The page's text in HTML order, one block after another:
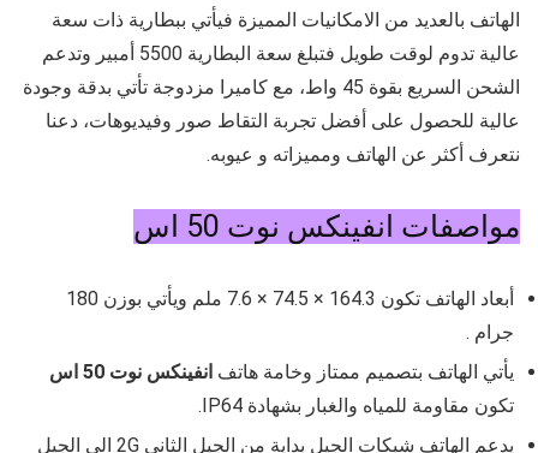
الهاتف بالعديد من الامكانيات المميزة فيأتي ببطارية ذات سعة
عالية تدوم لوقت طويل فتبلغ سعة البطارية 5500 أمبير وتدعم
الشحن السريع بقوة 45 واط، مع كاميرا مزدوجة تأتي بدقة وجودة
عالية للحصول على أفضل تجربة التقاط صور وفيديوهات، دعنا
نتعرف أكثر عن الهاتف ومميزاته و عيوبه.
مواصفات انفينكس نوت 50 اس
أبعاد الهاتف تكون 164.3 × 74.5 × 7.6 ملم ويأتي بوزن 180
جرام .
يأتي الهاتف بتصميم ممتاز وخامة هاتف انفينكس نوت 50 اس
تكون مقاومة للمياه والغبار بشهادة IP64
.
يدعم الهاتف شبكات الجيل بداية من الجيل الثاني 2G الى الجيل